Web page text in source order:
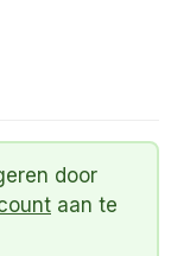
door
aan te